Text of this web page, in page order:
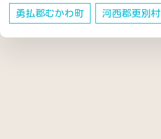
勇払郡むかわ町 河西郡更別村